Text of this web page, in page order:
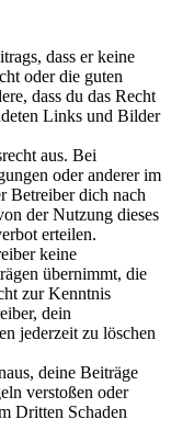
dass er keine
oder die guten
dass du das Recht
Links und Bilder
aus. Bei
oder anderer im
Betreiber dich nach
der Nutzung dieses
erteilen.
keine
übernimmt, die
zur Kenntnis
dein
jederzeit zu löschen
deine Beiträge
verstoßen oder
Dritten Schaden